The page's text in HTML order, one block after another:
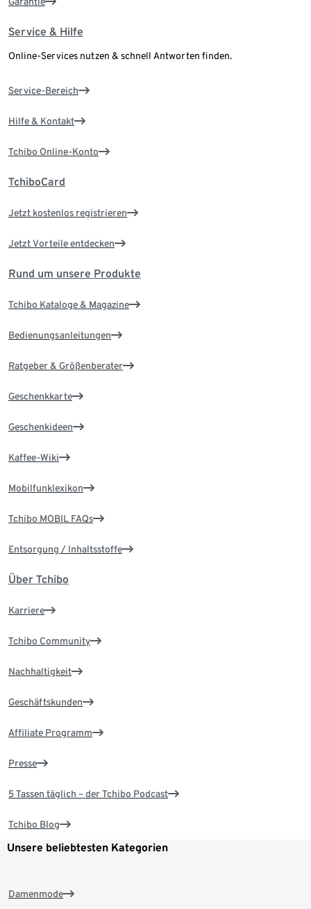
Service & Hilfe
Online-Services nutzen & schnell Antworten finden.
Service-Bereich
Hilfe & Kontakt
Tchibo Online-Konto
TchiboCard
Jetzt kostenlos registrieren
Jetzt Vorteile entdecken
Rund um unsere Produkte
Tchibo Kataloge & Magazine
Bedienungsanleitungen
Ratgeber & Größenberater
Geschenkkarte
Geschenkideen
Kaffee-Wiki
Mobilfunklexikon
Tchibo MOBIL FAQs
Entsorgung / Inhaltsstoffe
Über Tchibo
Karriere
Tchibo Community
Nachhaltigkeit
Geschäftskunden
Affiliate Programm
Presse
5 Tassen täglich – der Tchibo Podcast
Tchibo Blog
Unsere beliebtesten Kategorien
Damenmode